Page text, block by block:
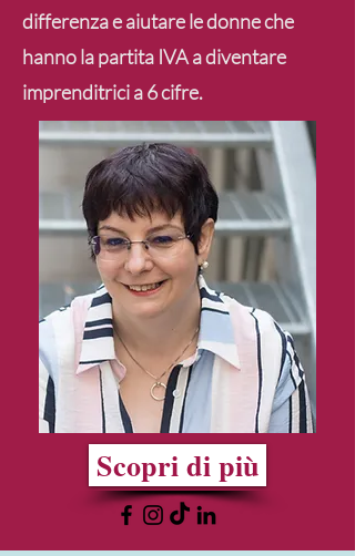
differenza eaiutare le donne che
hanno la partita IVA a diventare
imprenditrici a 6 cifre.
Scopri di più